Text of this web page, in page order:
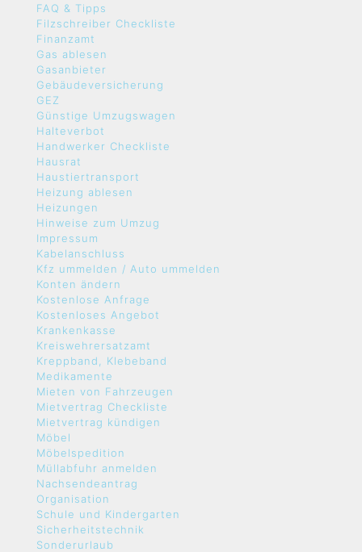
FAQ & Tipps
Filzschreiber Checkliste
Finanzamt
Gas ablesen
Gasanbieter
Gebäudeversicherung
GEZ
Günstige Umzugswagen
Halteverbot
Handwerker Checkliste
Hausrat
Haustiertransport
Heizung ablesen
Heizungen
Hinweise zum Umzug
Impressum
Kabelanschluss
Kfz ummelden / Auto ummelden
Konten ändern
Kostenlose Anfrage
Kostenloses Angebot
Krankenkasse
Kreiswehrersatzamt
Kreppband, Klebeband
Medikamente
Mieten von Fahrzeugen
Mietvertrag Checkliste
Mietvertrag kündigen
Möbel
Möbelspedition
Müllabfuhr anmelden
Nachsendeantrag
Organisation
Schule und Kindergarten
Sicherheitstechnik
Sonderurlaub